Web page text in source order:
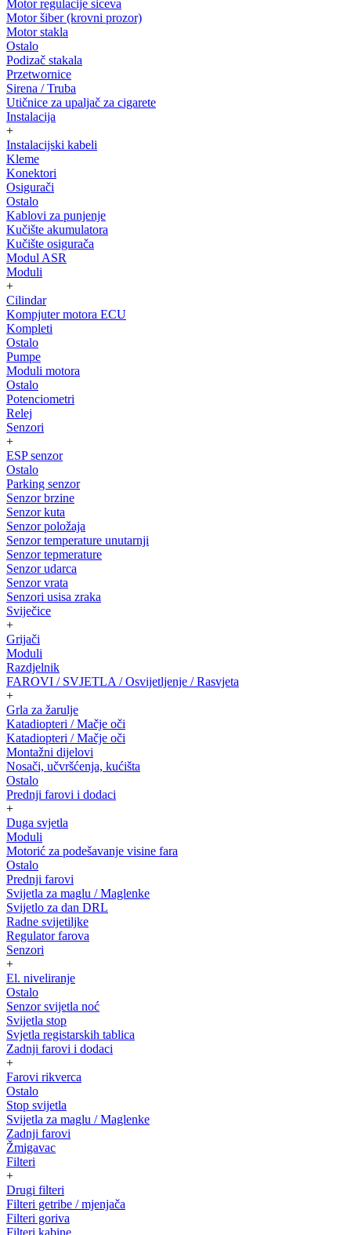
Motor regulacije siceva
Motor šiber (krovni prozor)
Motor stakla
Ostalo
Podizač stakala
Przetwornice
Sirena / Truba
Utičnice za upaljač za cigarete
Instalacija
+
Instalacijski kabeli
Kleme
Konektori
Osigurači
Ostalo
Kablovi za punjenje
Kučište akumulatora
Kučište osigurača
Modul ASR
Moduli
+
Cilindar
Kompjuter motora ECU
Kompleti
Ostalo
Pumpe
Moduli motora
Ostalo
Potenciometri
Relej
Senzori
+
ESP senzor
Ostalo
Parking senzor
Senzor brzine
Senzor kuta
Senzor položaja
Senzor temperature unutarnji
Senzor tepmerature
Senzor udarca
Senzor vrata
Senzori usisa zraka
Sviječice
+
Grijači
Moduli
Razdjelnik
FAROVI / SVJETLA / Osvijetljenje / Rasvjeta
+
Grla za žarulje
Katadiopteri / Mačje oči
Katadiopteri / Mačje oči
Montažni dijelovi
Nosači, učvršćenja, kućišta
Ostalo
Prednji farovi i dodaci
+
Duga svjetla
Moduli
Motorić za podešavanje visine fara
Ostalo
Prednji farovi
Svijetla za maglu / Maglenke
Svijetlo za dan DRL
Radne svijetiljke
Regulator farova
Senzori
+
El. niveliranje
Ostalo
Senzor svijetla noć
Svijetla stop
Svjetla registarskih tablica
Zadnji farovi i dodaci
+
Farovi rikverca
Ostalo
Stop svijetla
Svijetla za maglu / Maglenke
Zadnji farovi
Žmigavac
Filteri
+
Drugi filteri
Filteri getribe / mjenjača
Filteri goriva
Filteri kabine